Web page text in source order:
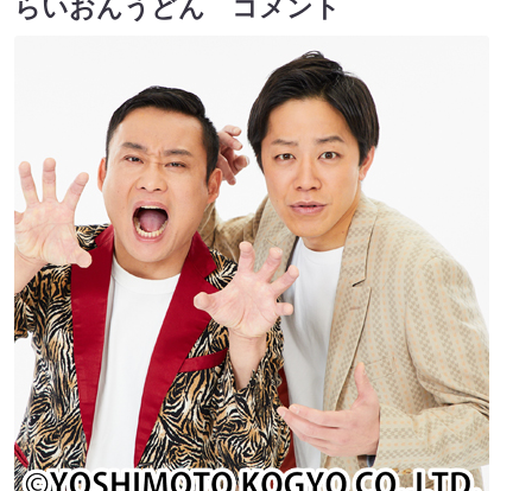
らいおんうどん コメント